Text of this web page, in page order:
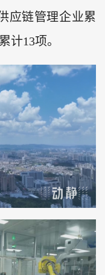
应链管理企业累
计13项。